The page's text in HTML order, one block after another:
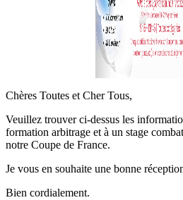
Chères Toutes et Cher Tous,
Veuillez trouver ci-dessus les
formation arbitrage et à un stage
notre Coupe de France.
Je vous en souhaite une bonne
Bien cordialement.